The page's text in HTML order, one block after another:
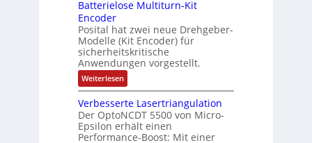
o
g
e
w
ä
h
t
f
t
e
e
ä
l
t
S
c
h
u
t
z
l
a
c
s
l
o
s
e
F
a
n
g
s
c
h
a
Batterielose Multiturn-Kit
Encoder
Posital hat zwei neue Drehgeber-
Modelle (Kit Encoder) für
sicherheitskritische
Anwendungen vorgestellt.
Weiterlesen:
B
t
t
e
r
Verbesserte Lasertriangulation
Der OptoNCDT 5500 von Micro-
Epsilon erhält einen
Performance-Boost: Mit einer